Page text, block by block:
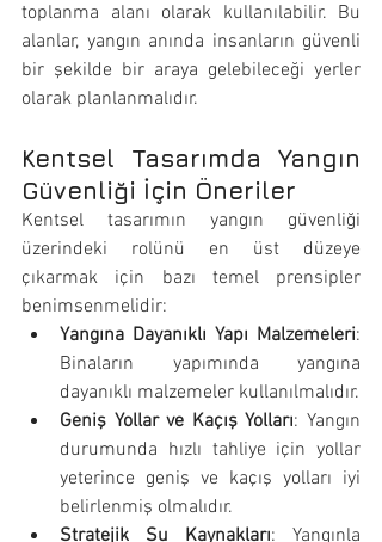
toplanma alanı olarak kullanılabilir. Bu
alanlar, yangın anında insanların güvenli
bir şekilde bir araya gelebileceği yerler
olarak planlanmalıdır.
Kentsel Tasarımda Yangın
Güvenliği İçin Öneriler
Kentsel tasarımın yangın güvenliği
üzerindeki rolünü en üst düzeye
çıkarmak için bazı temel prensipler
benimsenmelidir:
Yangına Dayanıklı Yapı Malzemeleri:
Binaların yapımında yangına
dayanıklı malzemeler kullanılmalıdır.
Geniş Yollar ve Kaçış Yolları: Yangın
durumunda hızlı tahliye için yollar
yeterince geniş ve kaçış yolları iyi
belirlenmiş olmalıdır.
Stratejik Su Kaynakları: Yangınla